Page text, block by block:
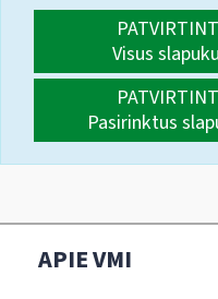
Visus
Pasirinktus
APIE VMI